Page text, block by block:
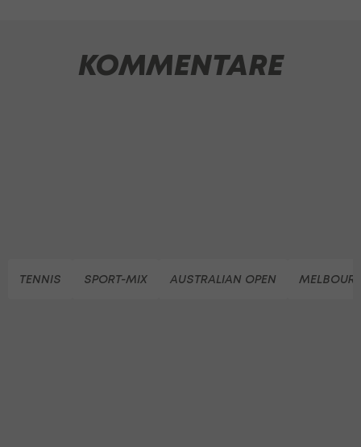
KOMMENTARE
TENNIS SPORT-MIX AUSTRALIAN OPEN